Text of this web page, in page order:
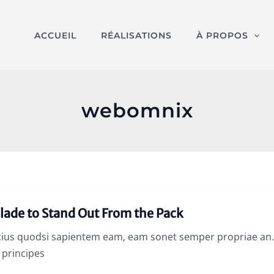
ACCUEIL RÉALISATIONS À PROPOS
webomnix
to Stand Out From the Pack
quodsi sapientem eam, eam sonet semper propriae